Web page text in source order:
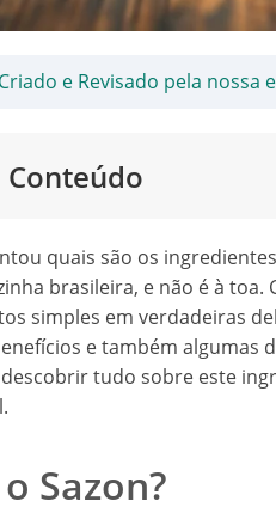
e Revisado pela nossa
quais são os
brasileira, e não é à
simples em verdadeiras
e também algumas
tudo sobre este
Sazon?